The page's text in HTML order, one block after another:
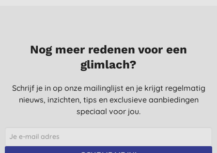
Aan het eind van de dag wel wat uitgelopen zwart onder mijn
Verder tevreden, makkelijk aan te brengen en geen irritaties
L. M., Tilburg
7-7-2020
chemische mascara's voor mijn overstap op natuurlijke
producten, een verademing. De mascara komt zonder
Nog meer redenen voor een
glimlach?
Schrijf je in op onze mailinglijst en je krijgt regelmatig
nieuws, inzichten, tips en exclusieve aanbiedingen
speciaal voor jou.